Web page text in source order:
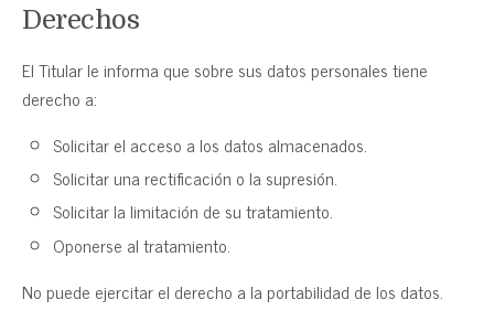
Derechos
El Titular le informa que sobre sus datos personales tiene
derecho a:
Solicitar el acceso a los datos almacenados.
Solicitar una rectificación o la supresión.
Solicitar la limitación de su tratamiento.
Oponerse al tratamiento.
No puede ejercitar el derecho a la portabilidad de los datos.